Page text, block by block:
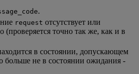
.
request отсутствует или
(проверяется точно так же, как и в
в состоянии, допускающем
больше не в состоянии ожидания -